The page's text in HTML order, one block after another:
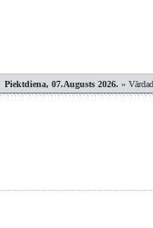
Piektdiena, 07.Augusts 2026. »